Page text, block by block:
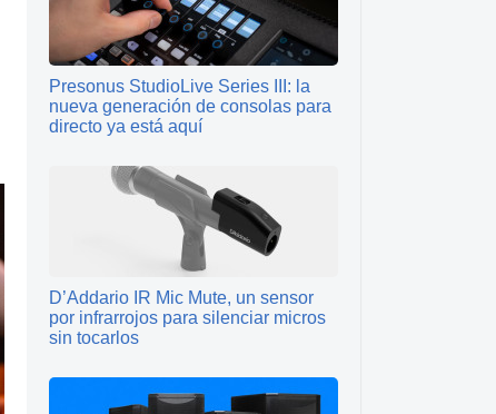
Presonus StudioLive Series III: la
nueva generación de consolas para
directo ya está aquí
D’Addario IR Mic Mute, un sensor
por infrarrojos para silenciar micros
sin tocarlos